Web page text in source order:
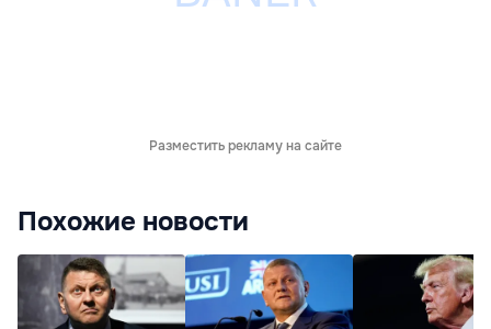
Разместить рекламу на сайте
Похожие новости